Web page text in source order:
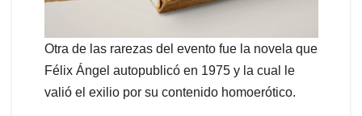
Otra de las rarezas del evento fue la novela que
Félix Ángel autopublicó en 1975 y la cual le
valió el exilio por su contenido homoerótico.